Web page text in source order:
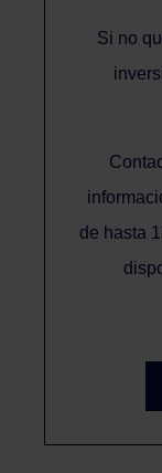
Si no
de hasta